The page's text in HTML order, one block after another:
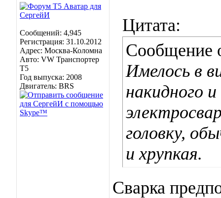
Сообщений: 4,945
Регистрация: 31.10.2012
Адрес: Москва-Коломна
Авто: VW Транспортер
Т5
Год выпуска: 2008
Двигатель: BRS
Цитата:
Сообщение
Имелось в
накидного
головку,
и хрупкая.
Сварка